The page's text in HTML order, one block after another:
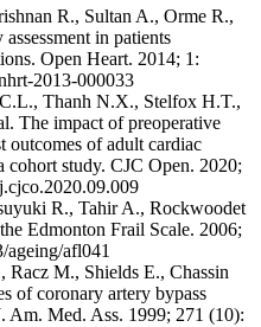
R., Sultan A., Orme R.,
in patients
Open Heart. 2014; 1:
2013-000033
Thanh N.X., Stelfox H.T.,
The impact of preoperative
outcomes of adult cardiac
cohort study. CJC Open. 2020;
R., Tahir A., Rockwoodet
Edmonton Frail Scale. 2006;
ageing/afl041
M., Shields E., Chassin
of coronary artery bypass
Am. Med. Ass. 1999; 271 (10):